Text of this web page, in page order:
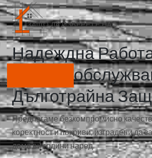
ЗАЩО ДА ИЗБЕРЕТЕ НАС
Надеждна
Дълготрайна
Предлагаме безкомпромисно
коректност и покриви, изградени да
дома ви години наред.